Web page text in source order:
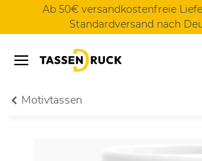
Ab 50€ versandkostenfreie
Standardversand nach
Motivtassen